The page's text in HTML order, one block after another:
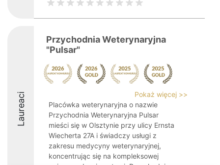
Laureaci
Przychodnia Weterynaryjna
"Pulsar"
Pokaż więcej >>
Placówka weterynaryjna o nazwie
Przychodnia Weterynaryjna Pulsar
mieści się w Olsztynie przy ulicy Ernsta
Wiecherta 27A i świadczy usługi z
zakresu medycyny weterynaryjnej,
koncentrując się na kompleksowej